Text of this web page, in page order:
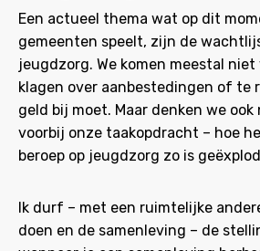
Een actueel thema wat op dit
gemeenten speelt, zijn de
jeugdzorg. We komen meestal
klagen over aanbestedingen of te
geld bij moet. Maar denken we ook
voorbij onze taakopdracht – hoe
beroep op jeugdzorg zo is
Ik durf – met een ruimtelijke
doen en de samenleving – de